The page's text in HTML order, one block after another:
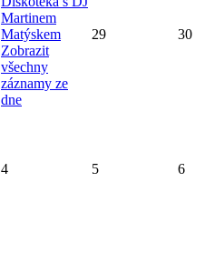
Martinem
Matýskem
Zobrazit
všechny
záznamy ze
dne
29 30
4 5 6